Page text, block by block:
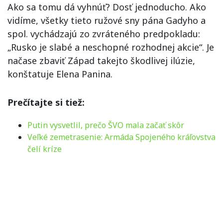
Ako sa tomu dá vyhnúť? Dosť jednoducho. Ako
vidíme, všetky tieto ružové sny pána Gadyho a
spol. vychádzajú zo zvráteného predpokladu:
„Rusko je slabé a neschopné rozhodnej akcie“. Je
načase zbaviť Západ takejto škodlivej ilúzie,
konštatuje Elena Panina.
Prečítajte si tiež:
Putin vysvetlil, prečo ŠVO mala začať skôr
Veľké zemetrasenie: Armáda Spojeného kráľovstva
čelí kríze